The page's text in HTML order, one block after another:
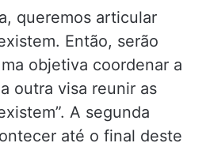
queremos articular
Então, serão
objetiva coordenar a
outra visa reunir as
A segunda
até o final deste